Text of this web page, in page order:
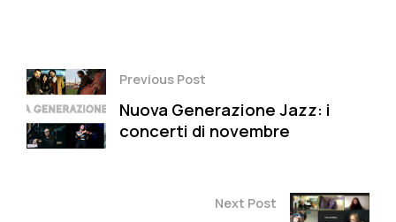
Previous Post
Nuova Generazione Jazz: i
concerti di novembre
Next Post